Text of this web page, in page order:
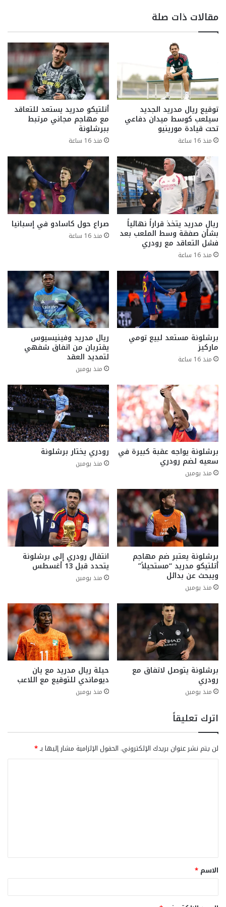
مقالات ذات صلة
توقيع ريال مدريد الجديد
سيلعب كوسط ميدان دفاعي
تحت قيادة مورينيو
منذ 16 ساعة
أتلتيكو مدريد يستعد للتعاقد
مع مهاجم مجاني مرتبط
ببرشلونة
منذ 16 ساعة
ريال مدريد يتخذ قراراً نهائياً
بشأن صفقة وسط الملعب بعد
فشل التعاقد مع رودري
منذ 16 ساعة
صراع حول كاسادو في إسبانيا
منذ 16 ساعة
برشلونة مستعد لبيع تومي
ماركيز
منذ 16 ساعة
ريال مدريد وفينيسيوس
يقتربان من اتفاق شفهي
لتمديد العقد
منذ يومين
برشلونة يواجه عقبة كبيرة في
سعيه لضم رودري
منذ يومين
رودري يختار برشلونة
منذ يومين
برشلونة يعتبر ضم مهاجم
أتلتيكو مدريد “مستحيلاً”
ويبحث عن بدائل
منذ يومين
انتقال رودري إلى برشلونة
يتحدد قبل 13 أغسطس
منذ يومين
برشلونة يتوصل لاتفاق مع
رودري
منذ يومين
حيلة ريال مدريد مع يان
ديوماندي للتوقيع مع اللاعب
منذ يومين
اترك تعليقاً
لن يتم نشر عنوان بريدك الإلكتروني. الحقول الإلزامية مشار إليها بـ*
ق
*
الاسم *